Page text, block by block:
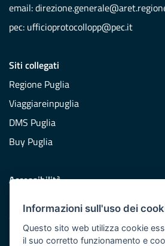
Informazioni sull'uso dei
Questo sito web utilizza cookie
il suo corretto funzionamento e
email:
pec: ufficioprotocollopp@pec.it
Siti collegati
Regione Puglia
Viaggiareinpuglia
DMS Puglia
Buy Puglia
Accessibilità
Redazione